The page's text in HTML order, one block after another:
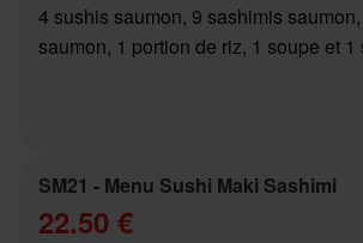
4 sushis saumon, 9 sashimis
saumon, 1 portion de riz, 1 soupe et 1
SM21 - Menu Sushi Maki Sashimi
22.50 €